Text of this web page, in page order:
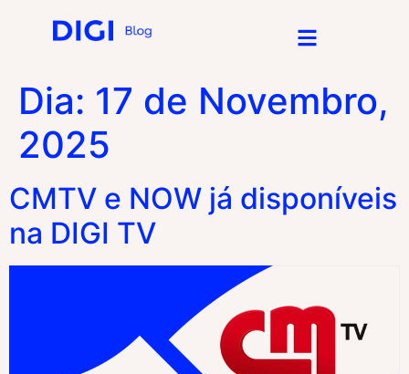
Dia: 17 de Novembro,
2025
CMTV e NOW já disponíveis
na DIGI TV